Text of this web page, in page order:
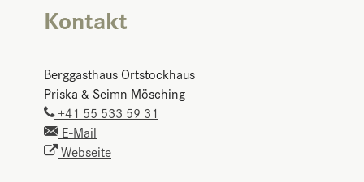
Kontakt
Berggasthaus Ortstockhaus
Priska & Seimn Mösching
+41 55 533 59 31
E-Mail
Webseite